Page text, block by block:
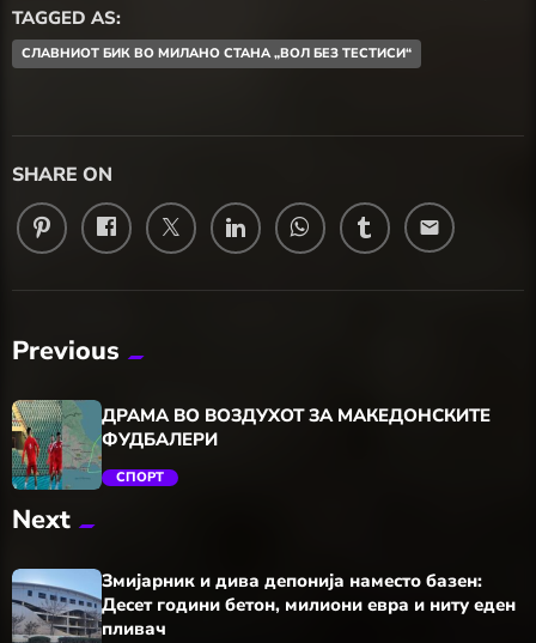
TAGGED AS:
СЛАВНИОТ БИК ВО МИЛАНО СТАНА „ВОЛ БЕЗ ТЕСТИСИ“
SHARE ON
email
Previous
ДРАМА ВО ВОЗДУХОТ ЗА МАКЕДОНСКИТЕ
ФУДБАЛЕРИ
СПОРТ
Next
Змијарник и дива депонија наместо базен:
Десет години бетон, милиони евра и ниту еден
пливач